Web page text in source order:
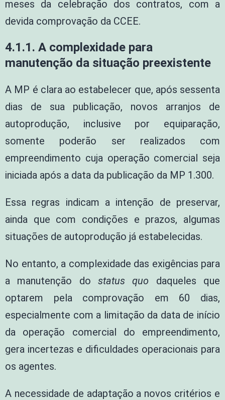
meses da celebração dos contratos, com a
devida comprovação da CCEE.
4.1.1. A complexidade para
manutenção da situação preexistente
A MP é clara ao estabelecer que, após sessenta
dias de sua publicação, novos arranjos de
autoprodução, inclusive por equiparação,
somente poderão ser realizados com
empreendimento cuja operação comercial seja
iniciada após a data da publicação da MP 1.300.
Essa regras indicam a intenção de preservar,
ainda que com condições e prazos, algumas
situações de autoprodução já estabelecidas.
No entanto, a complexidade das exigências para
a manutenção do status quo daqueles que
optarem pela comprovação em 60 dias,
especialmente com a limitação da data de início
da operação comercial do empreendimento,
gera incertezas e dificuldades operacionais para
os agentes.
A necessidade de adaptação a novos critérios e